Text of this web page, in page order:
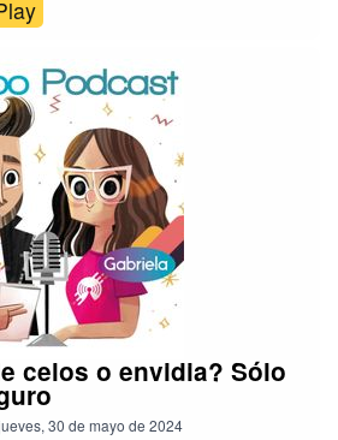
en algunas experiencias
el rol fundamental de la
iniciativa para reconstruir o dejar ir
celos o envidia? Sólo
30 de mayo de 2024